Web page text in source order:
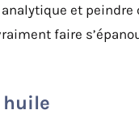
et peindre
faire
huile